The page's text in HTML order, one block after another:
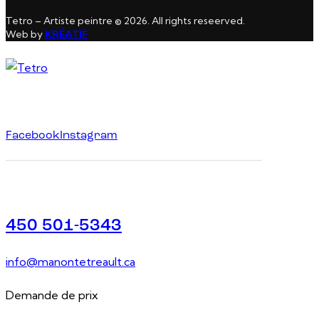
Tetro – Artiste peintre © 2026. All rights reseerved.
Web by KRÉATIF
FacebookInstagram
450 501-5343
info@manontetreault.ca
Demande de prix